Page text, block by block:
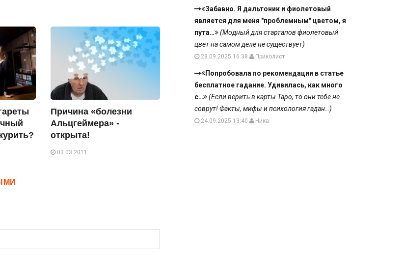
Причина «болезни
Альцгеймера» -
открыта!
03.03.2011
Забавно. Я дальтоник и фиолетовый
является для меня "проблемным" цветом, я
пута…
(Модный для стартапов фиолетовый
цвет на самом деле не существует)
28.09.2025 16:38 Приколист
Попробовала по рекомендации в статье
бесплатное гадание. Удивилась, как много
с…
(Если верить в карты Таро, то они тебе не
соврут! Факты, мифы и психология гадан…)
24.09.2025 13:40 Ника